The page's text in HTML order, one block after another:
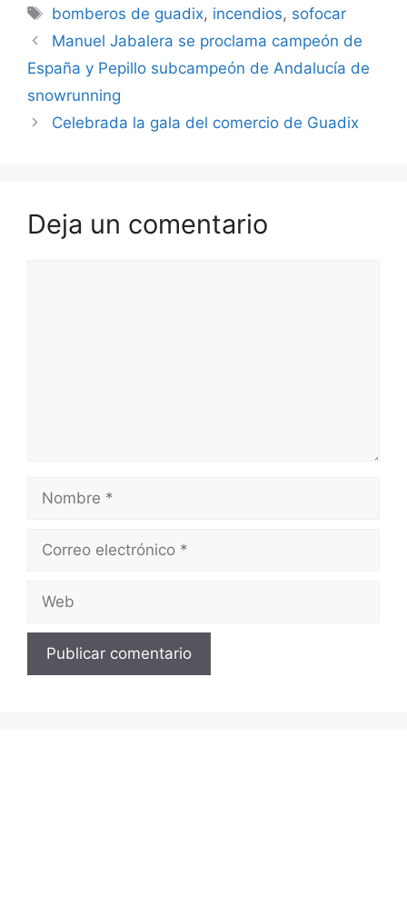
Etiquetas
bomberos de guadix, incendios, sofocar
Manuel Jabalera se proclama campeón de
España y Pepillo subcampeón de Andalucía de
snowrunning
Celebrada la gala del comercio de Guadix
Deja un comentario
electrónico